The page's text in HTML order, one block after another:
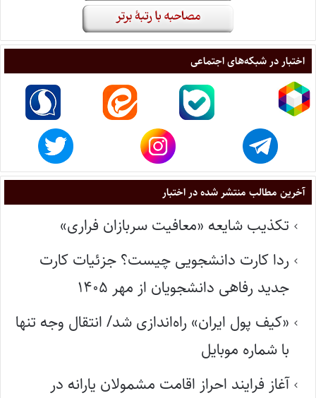
اختبار در شبکه‌های اجتماعی
آخرین مطالب منتشر شده در اختبار
تکذیب شایعه «معافیت سربازان فراری»
ردا کارت دانشجویی چیست؟ جزئیات کارت
جدید رفاهی دانشجویان از مهر ۱۴۰۵
«کیف پول ایران» راه‌اندازی شد/ انتقال وجه تنها
با شماره موبایل
آغاز فرایند احراز اقامت مشمولان یارانه در